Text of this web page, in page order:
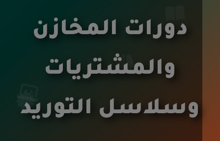
دورات المخازن
والمشتريات
وسلاسل التوريد